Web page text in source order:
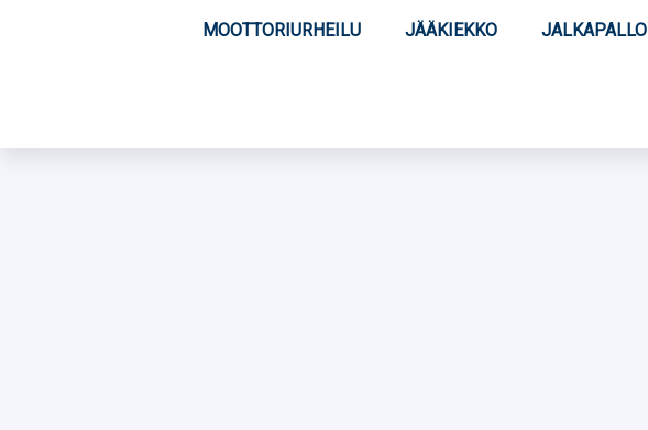
MOOTTORIURHEILU JÄÄKIEKKO JALKAPALLO